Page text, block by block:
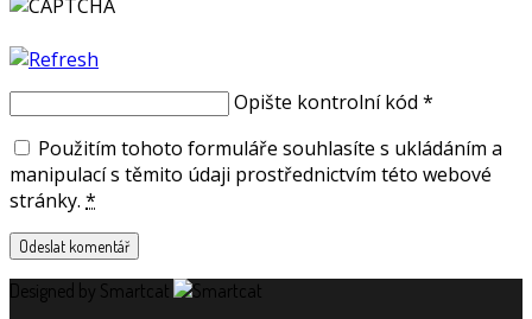
Opište kontrolní kód *
Použitím tohoto formuláře souhlasíte s ukládáním a
manipulací s těmito údaji prostřednictvím této webové
stránky. *
Designed by Smartcat